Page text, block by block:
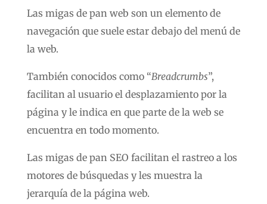
Las migas de pan web son un elemento de
navegación que suele estar debajo del menú de
la web.
También conocidos como “Breadcrumbs”,
facilitan al usuario el desplazamiento por la
página y le indica en que parte de la web se
encuentra en todo momento.
Las migas de pan SEO facilitan el rastreo a los
motores de búsquedas y les muestra la
jerarquía de la página web.